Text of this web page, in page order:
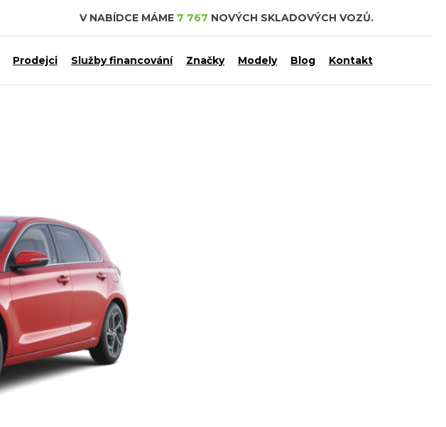
V NABÍDCE MÁME 7 767 NOVÝCH SKLADOVÝCH VOZŮ.
Prodejci Služby financování Značky Modely Blog Kontakt